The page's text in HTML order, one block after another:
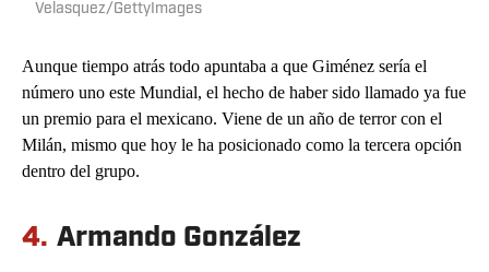
Velasquez/GettyImages
Aunque tiempo atrás todo apuntaba a que Giménez sería el
número uno este Mundial, el hecho de haber sido llamado ya fue
un premio para el mexicano. Viene de un año de terror con el
Milán, mismo que hoy le ha posicionado como la tercera opción
dentro del grupo.
4. Armando González